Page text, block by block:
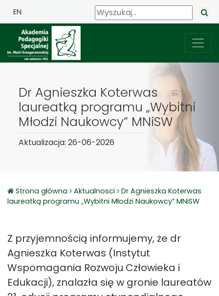
EN
Dr Agnieszka Koterwas
laureatką programu „Wybitni
Młodzi Naukowcy” MNiSW
Aktualizacja: 26-06-2026
Strona główna Aktualnosci
Dr Agnieszka Koterwas
laureatką programu „Wybitni Młodzi Naukowcy” MNiSW
Z przyjemnością informujemy, że dr
Agnieszka Koterwas (Instytut
Wspomagania Rozwoju Człowieka i
Edukacji), znalazła się w gronie laureatów